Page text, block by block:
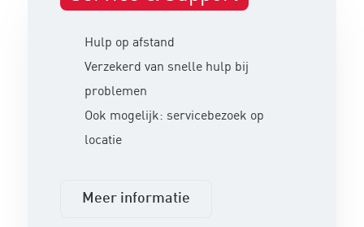
Hulp op afstand
Verzekerd van snelle hulp bij
problemen
Ook mogelijk: servicebezoek op
locatie
Meer informatie